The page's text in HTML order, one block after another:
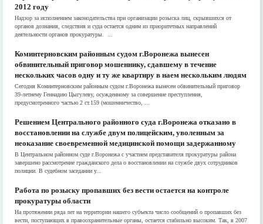
2012 году
Надзор за исполнением законодательства при организации розыска лиц, скрывшихся от
органов дознания, следствия и суда остается одним из приоритетных направлений
деятельности органов прокуратуры. ...
Коминтерновским районным судом г.Воронежа вынесен
обвинительный приговор мошеннику, сдавшему в течение
нескольких часов одну и ту же квартиру в наем нескольким людям
Сегодня Коминтерновским районным судом г.Воронежа вынесен обвинительный приговор
39-летнему Геннадию Цыгулеву, осужденному за совершение преступления,
предусмотренного частью 2 ст.159 (мошенничество, ...
Решением Центрального районного суда г.Воронежа отказано в
восстановлении на службе двум полицейским, уволенным за
неоказание своевременной медицинской помощи задержанному
В Центральном районном суде г.Воронежа с участием представителя прокуратуры района
завершено рассмотрение гражданского дела о восстановлении на службе двух сотрудников
полиции. В судебном заседании у...
Работа по розыску пропавших без вести остается на контроле
прокуратуры области
На протяжении ряда лет на территории нашего субъекта число сообщений о пропавших без
вести, поступающих в правоохранительные органы, остается стабильно высоким. Так, в 2007